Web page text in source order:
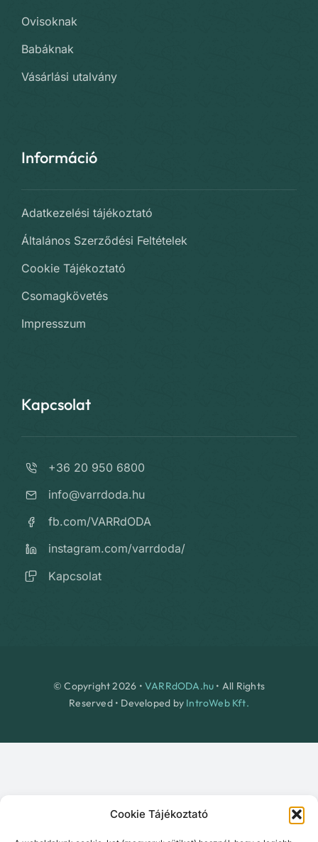
Cookie Tájékoztató
Ovisoknak
Babáknak
Vásárlási utalvány
Információ
Adatkezelési tájékoztató
Általános Szerződési Feltételek
Cookie Tájékoztató
Csomagkövetés
Impresszum
Kapcsolat
+36 20 950 6800
info@varrdoda.hu
fb.com/VARRdODA
instagram.com/varrdoda/
Kapcsolat
© Copyright 2026 • VARRdODA.hu • All Rights
Reserved • Developed by IntroWeb Kft.